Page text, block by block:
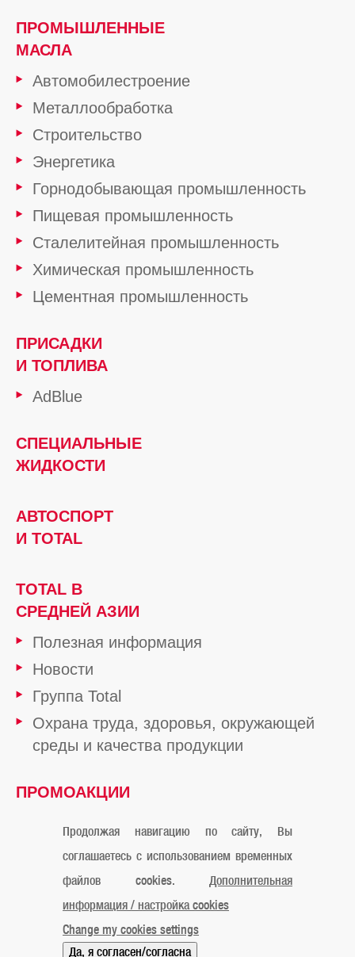
ПРОМЫШЛЕННЫЕ
МАСЛА
Автомобилестроение
Металлообработка
Строительство
Энергетика
Горнодобывающая промышленность
Пищевая промышленность
Сталелитейная промышленность
Химическая промышленность
Цементная промышленность
ПРИСАДКИ
И ТОПЛИВА
AdBlue
СПЕЦИАЛЬНЫЕ
ЖИДКОСТИ
АВТОСПОРТ
И TOTAL
TOTAL В
СРЕДНЕЙ АЗИИ
Полезная информация
Новости
Группа Total
Охрана труда, здоровья, окружающей
среды и качества продукции
ПРОМОАКЦИИ
Официальное уведомление Cookies Контакты
Карта сайта Мы в Instagram
© «ТОТАЛЬ Маркетинг Сервисес Казахстан» 2019
Продолжая навигацию по сайту, Вы
соглашаетесь с использованием временных
файлов cookies. Дополнительная
информация / настройка cookies
Change my cookies settings
Да, я согласен/согласна